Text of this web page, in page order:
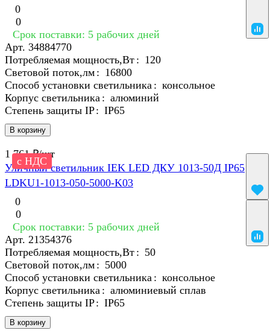
0
0
Срок поставки: 5 рабочих дней
Арт. 34884770
В корзину
Потребляемая мощность,Вт : 120
Световой поток,лм : 16800
Способ установки светильника : консольное
Корпус светильника : алюминий
Степень защиты IP : IP65
с НДС
1 761 ₽/шт
Уличный светильник IEK LED ДКУ 1013-50Д IP65
LDKU1-1013-050-5000-K03
0
0
Срок поставки: 5 рабочих дней
Арт. 21354376
В корзину
Потребляемая мощность,Вт : 50
Световой поток,лм : 5000
Способ установки светильника : консольное
Корпус светильника : алюминиевый сплав
Степень защиты IP : IP65